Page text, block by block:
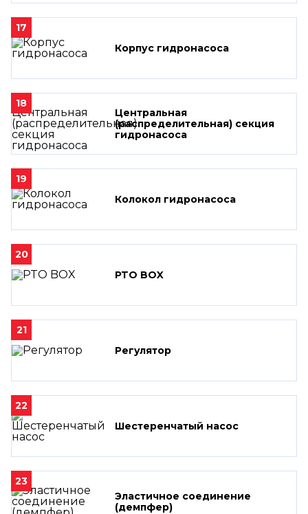
17
Корпус гидронасоса
18
Центральная
(распределительная) секция
гидронасоса
19
Колокол гидронасоса
20
PTO BOX
21
Регулятор
22
Шестеренчатый насос
23
Эластичное соединение
(демпфер)